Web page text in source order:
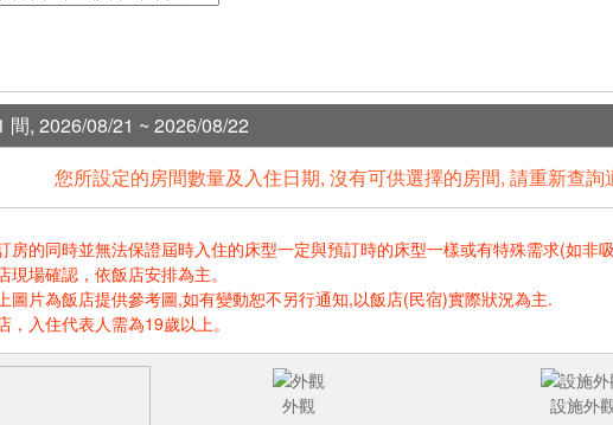
間, 2026/08/21 ~ 2026/08/22
您所設定的房間數量及入住日期, 沒有可供選擇的房間, 請重新查
房的同時並無法保證屆時入住的床型一定與預訂時的床型一樣或有特殊需求(如非
現場確認，依飯店安排為主。
圖片為飯店提供參考圖,如有變動恕不另行通知,以飯店(民宿)實際狀況為主.
，入住代表人需為19歲以上。
外觀 設施外觀